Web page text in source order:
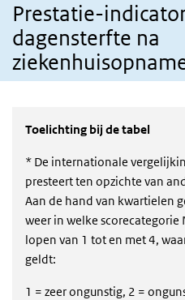
Prestatie-
dagensterfte na
Toelichting bij de tabel
* De internationale
presteert ten opzichte van
Aan de hand van kwartielen
weer in welke scorecategorie
lopen van 1 tot en met 4,
geldt:
1 = zeer ongunstig, 2 =